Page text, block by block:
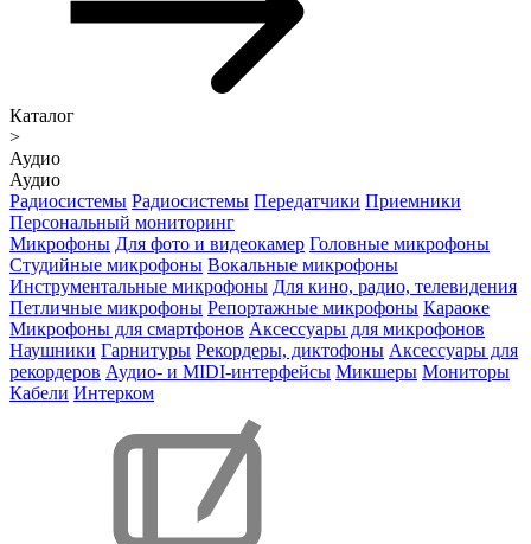
Каталог
>
Аудио
Аудио
Радиосистемы Радиосистемы Передатчики Приемники
Персональный мониторинг
Микрофоны Для фото и видеокамер Головные микрофоны
Студийные микрофоны Вокальные микрофоны
Инструментальные микрофоны Для кино, радио, телевидения
Петличные микрофоны Репортажные микрофоны Караоке
Микрофоны для смартфонов Аксессуары для микрофонов
Наушники Гарнитуры Рекордеры, диктофоны Аксессуары для
рекордеров Аудио- и MIDI-интерфейсы Микшеры Мониторы
Кабели Интерком